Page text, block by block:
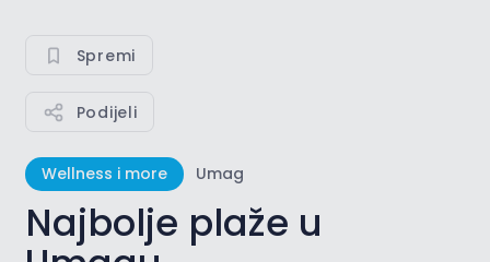
Spremi
Podijeli
Wellness i more Umag
Najbolje plaže u